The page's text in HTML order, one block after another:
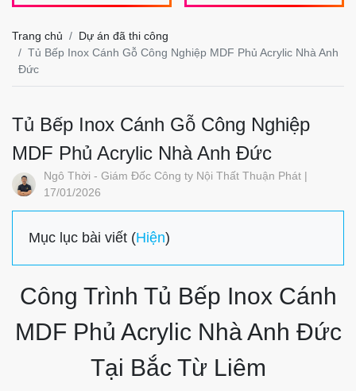
Trang chủ
Dự án đã thi công
Tủ Bếp Inox Cánh Gỗ Công Nghiệp MDF Phủ Acrylic Nhà Anh
Đức
Tủ Bếp Inox Cánh Gỗ Công Nghiệp
MDF Phủ Acrylic Nhà Anh Đức
Ngô Thời - Giám Đốc Công ty Nội Thất Thuận Phát |
17/01/2026
Mục lục bài viết (Hiện)
Công Trình Tủ Bếp Inox Cánh
MDF Phủ Acrylic Nhà Anh Đức
Tại Bắc Từ Liêm